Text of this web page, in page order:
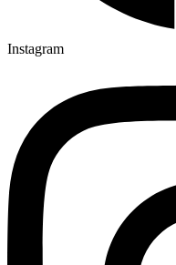
Instagram